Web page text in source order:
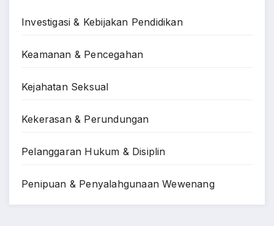
Investigasi & Kebijakan Pendidikan
Keamanan & Pencegahan
Kejahatan Seksual
Kekerasan & Perundungan
Pelanggaran Hukum & Disiplin
Penipuan & Penyalahgunaan Wewenang